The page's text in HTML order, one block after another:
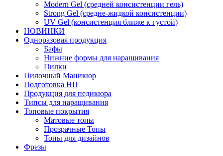
Modern Gel (средней консистенции гель)
Strong Gel (средне-жидкой консистенции)
UV Gel (консистенция ближе к густой)
НОВИНКИ
Одноразовая продукция
Бафы
Нижние формы для наращивания
Пилки
Пилочный Маникюр
Подготовка НП
Продукция для педикюра
Типсы для наращивания
Топовые покрытия
Матовые топы
Прозрачные Топы
Топы для дизайнов
Фрезы